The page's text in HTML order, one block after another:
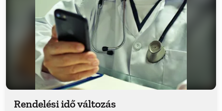
Rendelési idő változás